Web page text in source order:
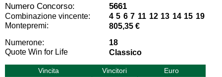
Numero Concorso: 5661
Combinazione vincente:
4 5 6 7 11 12 13 14 15 19
Montepremi:
805,35 €
Numerone:
18
Quote Win for Life
Classico
Vincita Vincitori
Euro